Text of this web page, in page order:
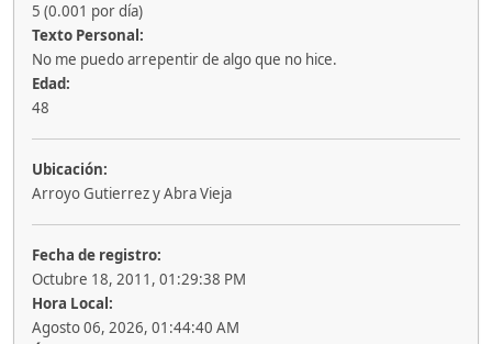
5 (0.001 por día)
Texto Personal:
No me puedo arrepentir de algo que no hice.
Edad:
48
Ubicación:
Arroyo Gutierrez y Abra Vieja
Fecha de registro:
Octubre 18, 2011, 01:29:38 PM
Hora Local:
Agosto 06, 2026, 01:44:40 AM